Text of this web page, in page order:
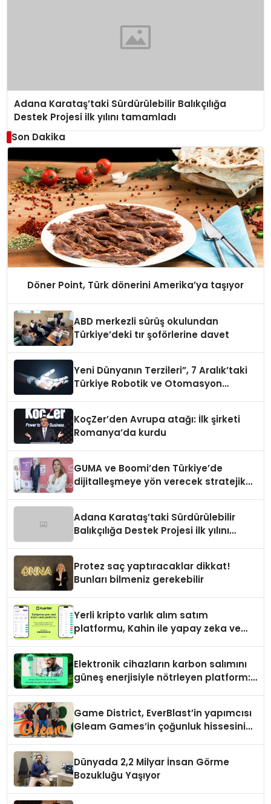
Adana Karataş’taki Sürdürülebilir Balıkçılığa
Destek Projesi ilk yılını tamamladı
Son Dakika
Döner Point, Türk dönerini Amerika’ya taşıyor
ABD merkezli sürüş okulundan
Türkiye’deki tır şoförlerine davet
Yeni Dünyanın Terzileri”, 7 Aralık’taki
Türkiye Robotik ve Otomasyon
KoçZer’den Avrupa atağı: İlk şirketi
Romanya’da kurdu
GUMA ve Boomi’den Türkiye’de
dijitalleşmeye yön verecek stratejik
Adana Karataş’taki Sürdürülebilir
Balıkçılığa Destek Projesi ilk yılını
Protez saç yaptıracaklar dikkat!
Bunları bilmeniz gerekebilir
Yerli kripto varlık alım satım
platformu, Kahin ile yapay zeka ve
Elektronik cihazların karbon salımını
güneş enerjisiyle nötrleyen platform:
Game District, EverBlast’in yapımcısı
Gleam Games’in çoğunluk hissesini
Dünyada 2,2 Milyar İnsan Görme
Bozukluğu Yaşıyor